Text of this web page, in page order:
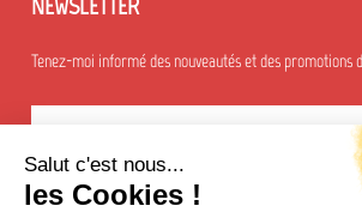
Salut c'est nous...
les Cookies !
Tenez-moi informé des nouveautés et des promotions
Appelez-nous : (+33)6 44 75 16 45 / 8H30-12H30 et